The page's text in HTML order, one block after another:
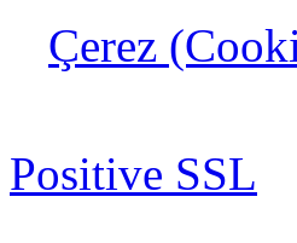
Çerez
Positive SSL